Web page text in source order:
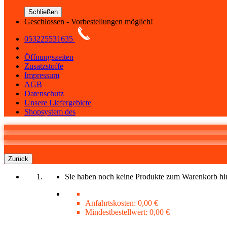
Schließen
Geschlossen - Vorbestellungen möglich!
053225531635
Öffnungszeiten
Zusatzstoffe
Impressum
AGB
Datenschutz
Unsere Liefergebiete
Shopsystem des
Zurück
Sie haben noch keine Produkte zum Warenkorb
Anfahrtskosten: 0,00 €
Mindestbestellwert: 0,00 €